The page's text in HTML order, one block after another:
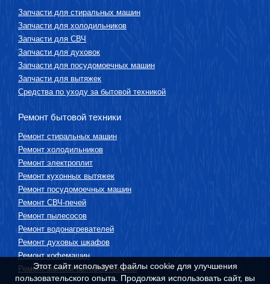
Запчасти для стиральных машин
Запчасти для холодильников
Запчасти для СВЧ
Запчасти для духовок
Запчасти для посудомоечных машин
Запчасти для вытяжек
Средства по уходу за бытовой техникой
Ремонт бытовой техники
Ремонт стиральных машин
Ремонт холодильников
Ремонт электроплит
Ремонт кухонных вытяжек
Ремонт посудомоечных машин
Ремонт СВЧ-печей
Ремонт пылесосов
Ремонт водонагревателей
Ремонт духовых шкафов
Ремонт кофемашин
Ремонт мелкой бытовой техники
Этот сайт использует файлы cookie для улучшения
пользовательского опыта. Продолжая использовать сайт, вы